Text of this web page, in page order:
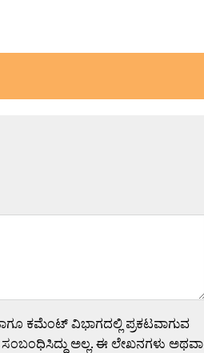
ಕಮೆಂಟ್ ವಿಭಾಗದಲ್ಲಿ ಪ್ರಕಟವಾಗುವ
ಅಲ್ಲ. ಈ ಲೇಖನಗಳು ಅಥವಾ